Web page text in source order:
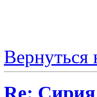
Вернуться